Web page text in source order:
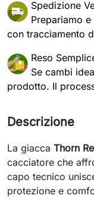
Spedizione
Prepariamo
con tracciamento
Reso
Se cambi
prodotto. Il
Descrizione
La giacca Thorn
cacciatore che
capo tecnico
protezione e